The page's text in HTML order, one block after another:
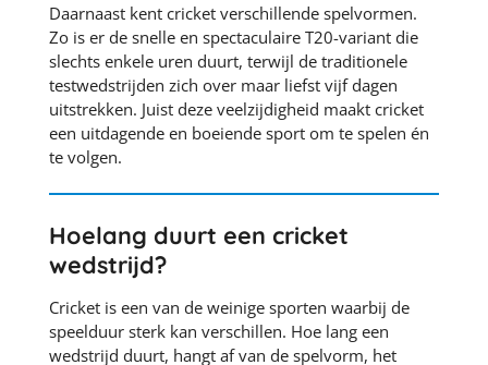
Daarnaast kent cricket verschillende spelvormen.
Zo is er de snelle en spectaculaire T20-variant die
slechts enkele uren duurt, terwijl de traditionele
testwedstrijden zich over maar liefst vijf dagen
uitstrekken. Juist deze veelzijdigheid maakt cricket
een uitdagende en boeiende sport om te spelen én
te volgen.
Hoelang duurt een cricket
wedstrijd?
Cricket is een van de weinige sporten waarbij de
speelduur sterk kan verschillen. Hoe lang een
wedstrijd duurt, hangt af van de spelvorm, het